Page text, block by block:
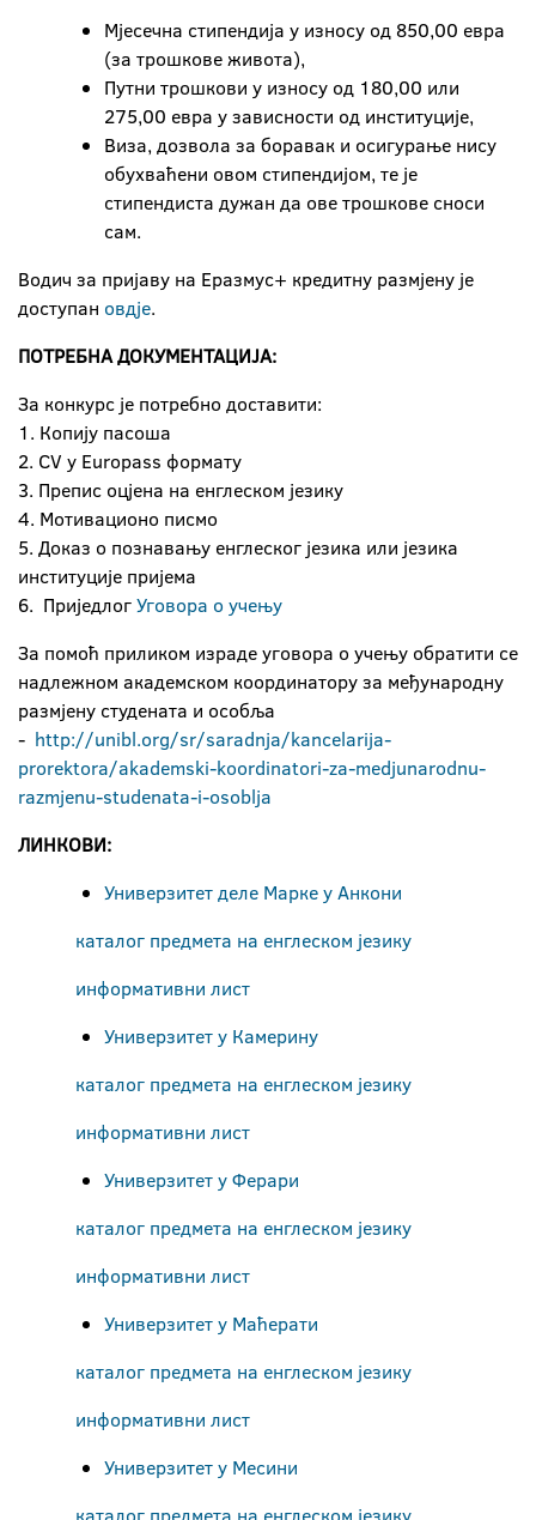
Мјесечна стипендија у износу од 850,00 евра
(за трошкове живота),
Путни трошкови у износу од 180,00 или
275,00 евра у зависности од институције,
Виза, дозвола за боравак и осигурање нису
обухваћени овом стипендијом, те је
стипендиста дужан да ове трошкове сноси
сам.
Водич за пријаву на Еразмус+ кредитну размјену је
доступан овдје.
ПОТРЕБНА ДОКУМЕНТАЦИЈА:
За конкурс је потребно доставити:
1. Копију пасоша
2. CV у Europass формату
3. Препис оцјена на енглеском језику
4. Мотивационо писмо
5. Доказ о познавању енглеског језика или језика
институције пријема
6. ПриједлогУговора о учењу
За помоћ приликом израде уговора о учењу обратити се
надлежном академском координатору за међународну
размјену студената и особља
- http://unibl.org/sr/saradnja/kancelarija-
prorektora/akademski-koordinatori-za-medjunarodnu-
razmjenu-studenata-i-osoblja
ЛИНКОВИ:
Универзитет деле Марке у Анкони
каталог предмета на енглеском језику
информативни лист
Универзитет у Камерину
каталог предмета на енглеском језику
информативни лист
Универзитет у Ферари
каталог предмета на енглеском језику
информативни лист
Универзитет у Маћерати
каталог предмета на енглеском језику
информативни лист
Универзитет у Месини